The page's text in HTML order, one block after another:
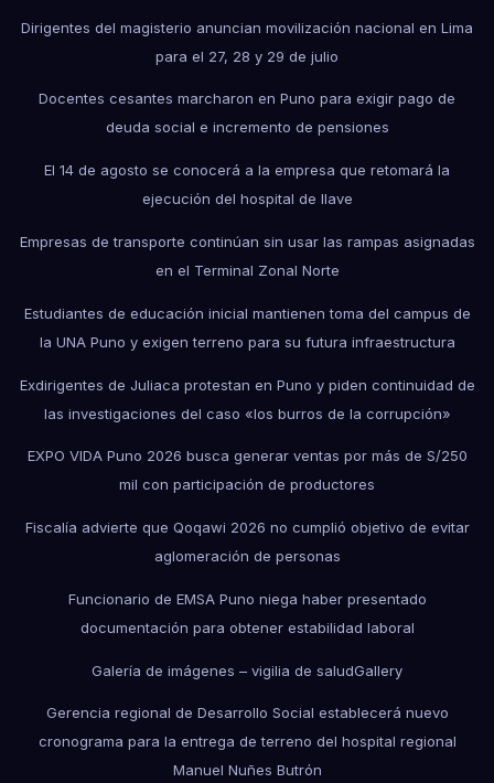
Dirigentes del magisterio anuncian movilización nacional en Lima
para el 27, 28 y 29 de julio
Docentes cesantes marcharon en Puno para exigir pago de
deuda social e incremento de pensiones
El 14 de agosto se conocerá a la empresa que retomará la
ejecución del hospital de Ilave
Empresas de transporte continúan sin usar las rampas asignadas
en el Terminal Zonal Norte
Estudiantes de educación inicial mantienen toma del campus de
la UNA Puno y exigen terreno para su futura infraestructura
Exdirigentes de Juliaca protestan en Puno y piden continuidad de
las investigaciones del caso «los burros de la corrupción»
EXPO VIDA Puno 2026 busca generar ventas por más de S/250
mil con participación de productores
Fiscalía advierte que Qoqawi 2026 no cumplió objetivo de evitar
aglomeración de personas
Funcionario de EMSA Puno niega haber presentado
documentación para obtener estabilidad laboral
Galería de imágenes – vigilia de saludGallery
Gerencia regional de Desarrollo Social establecerá nuevo
cronograma para la entrega de terreno del hospital regional
Manuel Nuñes Butrón